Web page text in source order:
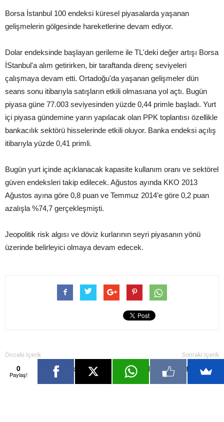
Borsa İstanbul 100 endeksi küresel piyasalarda yaşanan
gelişmelerin gölgesinde hareketlerine devam ediyor.
Dolar endeksinde başlayan gerileme ile TL'deki değer artışı Borsa
İStanbul'a alım getirirken, bir taraftanda direnç seviyeleri
çalışmaya devam etti. Ortadoğu'da yaşanan gelişmeler dün
seans sonu itibarıyla satışların etkili olmasıana yol açtı. Bugün
piyasa güne 77.003 seviyesinden yüzde 0,44 primle başladı. Yurt
içi piyasa gündemine yarın yapılacak olan PPK toplantısı özellikle
bankacılık sektörü hisselerinde etkili oluyor. Banka endeksi açılış
itibarıyla yüzde 0,41 primli.
Bugün yurt içinde açıklanacak kapasite kullanım oranı ve sektörel
güven endeksleri takip edilecek. Ağustos ayında KKO 2013
Ağustos ayına göre 0,8 puan ve Temmuz 2014’e göre 0,2 puan
azalışla %74,7 gerçekleşmişti.
Jeopolitik risk algısı ve döviz kurlarının seyri piyasanın yönü
üzerinde belirleyici olmaya devam edecek.
Önceki İçerik
Bugün bu verilere dikkat!
Sonraki İçerik
Geri çekilmeler alım fırsatı mı?
0
Paylaş!